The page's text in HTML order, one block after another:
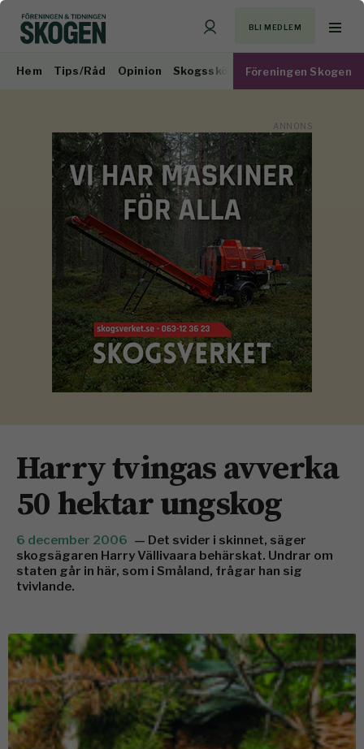
BLI MEDLEM
Hem Tips/Råd Opinion Skogsskötsel Virkesmarknad
Föreningen Skogen
Harry tvingas avverka
50 hektar ungskog
6 december 2006 — Det svider i skinnet, säger
skogsägaren Harry Vällivaara behärskat. Undrar om
staten går in här, som i Småland, frågar han sig
tvivlande.